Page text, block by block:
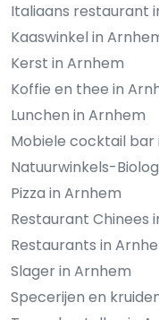
Italiaans restaurant
Kaaswinkel in
Kerst in Arnhem
Koffie en thee in
Lunchen in Arnhem
Mobiele cocktail bar
Natuurwinkels-
Pizza in Arnhem
Restaurant Chinees
Restaurants in
Slager in Arnhem
Specerijen en